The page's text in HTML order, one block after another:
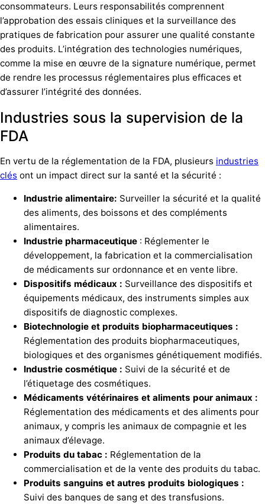
consommateurs. Leurs responsabilités comprennent
l’approbation des essais cliniques et la surveillance des
pratiques de fabrication pour assurer une qualité constante
des produits. L’intégration des technologies numériques,
comme la mise en œuvre de la signature numérique, permet
de rendre les processus réglementaires plus efficaces et
d’assurer l’intégrité des données.
Industries sous la supervision de la
FDA
En vertu de la réglementation de la FDA, plusieurs industries
clés ont un impact direct sur la santé et la sécurité :
Industrie alimentaire: Surveiller la sécurité et la qualité
des aliments, des boissons et des compléments
alimentaires.
Industrie pharmaceutique : Réglementer le
développement, la fabrication et la commercialisation
de médicaments sur ordonnance et en vente libre.
Dispositifs médicaux : Surveillance des dispositifs et
équipements médicaux, des instruments simples aux
dispositifs de diagnostic complexes.
Biotechnologie et produits biopharmaceutiques :
Réglementation des produits biopharmaceutiques,
biologiques et des organismes génétiquement modifiés.
Industrie cosmétique : Suivi de la sécurité et de
l’étiquetage des cosmétiques.
Médicaments vétérinaires et aliments pour animaux :
Réglementation des médicaments et des aliments pour
animaux, y compris les animaux de compagnie et les
animaux d’élevage.
Produits du tabac : Réglementation de la
commercialisation et de la vente des produits du tabac.
Produits sanguins et autres produits biologiques :
Suivi des banques de sang et des transfusions.